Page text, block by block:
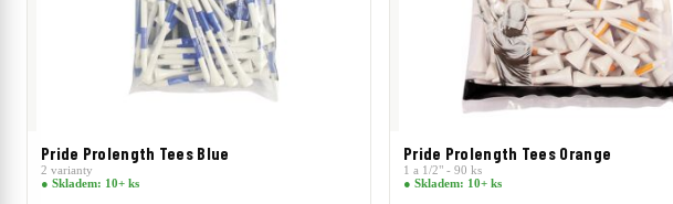
Pride Prolength Tees Blue
2 varianty
● Skladem: 10+ ks
Pride Prolength Tees Orange
1 a 1/2" - 90 ks
● Skladem: 10+ ks